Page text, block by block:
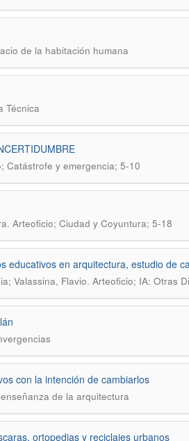
de la habitación humana
Técnica
Catástrofe y emergencia; 5-10
. Arteoficio; Ciudad y Coyuntura; 5-18
educativos en arquitectura, estudio de
Valassina, Flavio. Arteoficio; IA: Otras
con la intención de cambiarlos
de la arquitectura
ortopedias y reciclajes urbanos